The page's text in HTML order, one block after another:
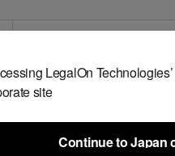
LegalOn Technologies’
site
Continue to Japan
東京都千代田区内幸町１丁
代表取締役CEO角田 望